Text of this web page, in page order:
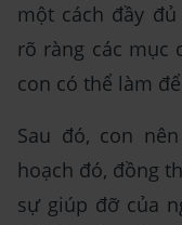
một cách đầy
rõ ràng các mục
con có thể làm
Sau đó, con
hoạch đó, đồng
sự giúp đỡ của